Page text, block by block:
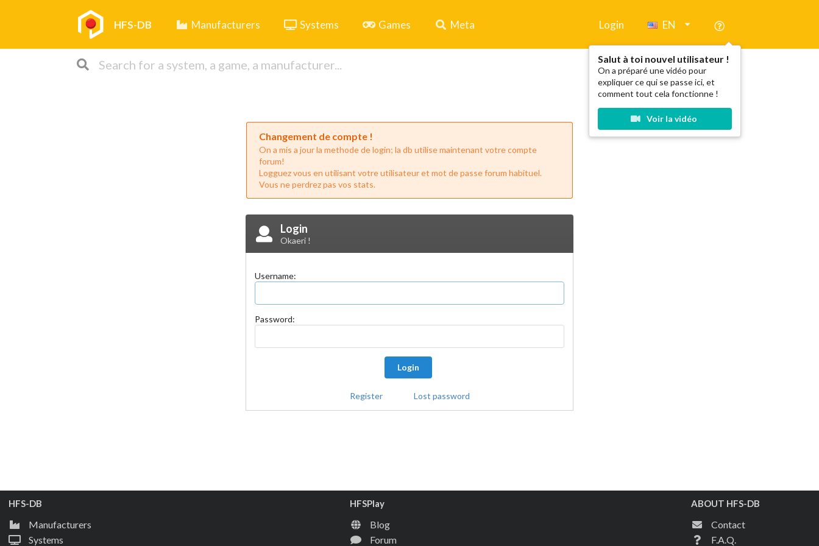
HFS-DB Manufacturers Systems Games Meta Login EN
Salut à toi nouvel utilisateur !
On a préparé une vidéo pour
expliquer ce qui se passe ici, et
comment tout cela fonctionne !
Voir la vidéo
Changement de compte !
On a mis a jour la methode de login; la db utilise maintenant votre compte
forum!
Logguez vous en utilisant votre utilisateur et mot de passe forum habituel.
Vous ne perdrez pas vos stats.
Login
Okaeri !
Username:
Password:
Login
Register Lost password
HFS-DB
Manufacturers
Systems
HFSPlay
Blog
Forum
ABOUT HFS-DB
Contact
F.A.Q.